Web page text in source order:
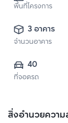
พื้นที่โครงการ
3 อาคาร
จำนวนอาคาร
40
ที่จอดรถ
สิ่งอำนวยความ